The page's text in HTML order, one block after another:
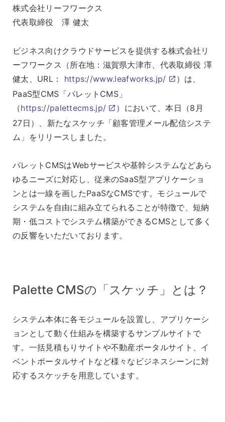
株式会社リーフワークス
代表取締役 澤 健太
ビジネス向けクラウドサービスを提供する株式会社リ
ーフワークス（所在地：滋賀県大津市、代表取締役 澤
健太、URL： https://www.leafworks.jp/
）は、
PaaS型CMS「パレットCMS」
（https://palettecms.jp/
）において、本日（8月
27日）、新たなスケッチ「顧客管理メール配信システ
ム」をリリースしました。
パレットCMSはWebサービスや基幹システムなどあら
ゆるニーズに対応し、従来のSaaS型アプリケーショ
ンとは一線を画したPaaSなCMSです。モジュールで
システムを自由に組み立てられることが特徴で、短納
期・低コストでシステム構築ができるCMSとして多く
の反響をいただいております。
Palette CMSの「スケッチ」とは？
システム本体に各モジュールを設置し、アプリケーシ
ョンとして動く仕組みを構築するサンプルサイトで
す。一括見積もりサイトや不動産ポータルサイト、イ
ベントポータルサイトなど様々なビジネスシーンに対
応するスケッチを用意しています。